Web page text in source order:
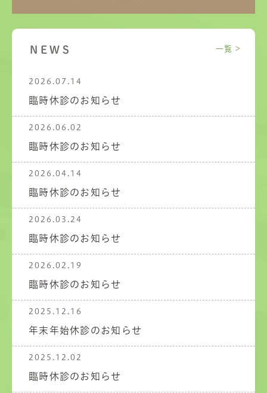
NEWS 一覧 >
2026.07.14
臨時休診のお知らせ
2026.06.02
臨時休診のお知らせ
2026.04.14
臨時休診のお知らせ
2026.03.24
臨時休診のお知らせ
2026.02.19
臨時休診のお知らせ
2025.12.16
年末年始休診のお知らせ
2025.12.02
臨時休診のお知らせ